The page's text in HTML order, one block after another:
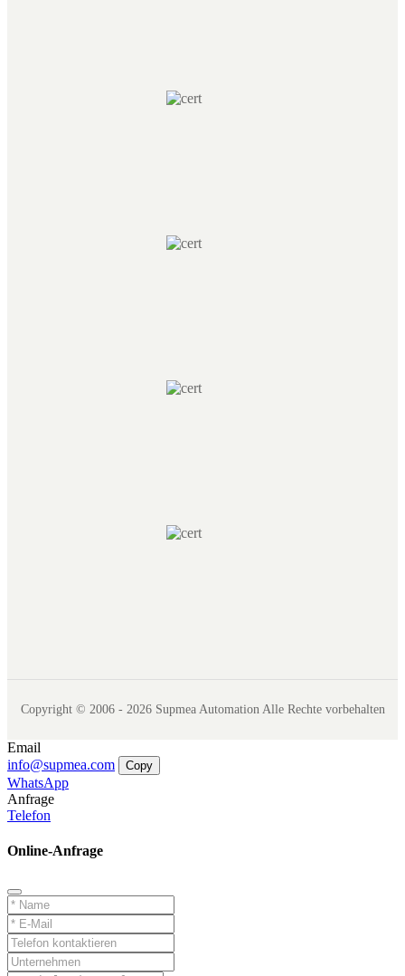
Copyright © 2006 - 2026 Supmea Automation Alle Rechte vorbehalten
Email
info@supmea.com
Copy
WhatsApp
Anfrage
Telefon
Online-Anfrage